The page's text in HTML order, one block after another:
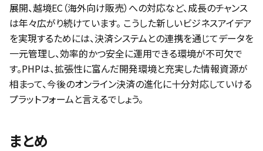
展開、越境EC（海外向け販売）への対応など、成長のチャンス
は年々広がり続けています。 こうした新しいビジネスアイデア
を実現するためには、決済システムとの連携を通じてデータを
一元管理し、効率的かつ安全に運用できる環境が不可欠で
す。PHPは、拡張性に富んだ開発環境と充実した情報資源が
相まって、今後のオンライン決済の進化に十分対応していける
プラットフォームと言えるでしょう。
まとめ